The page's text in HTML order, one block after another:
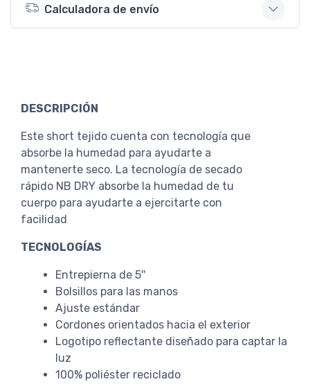
Calculadora de envío
DESCRIPCIÓN
Este short tejido cuenta con tecnología que
absorbe la humedad para ayudarte a
mantenerte seco. La tecnología de secado
rápido NB DRY absorbe la humedad de tu
cuerpo para ayudarte a ejercitarte con
facilidad
TECNOLOGÍAS
Entrepierna de 5''
Bolsillos para las manos
Ajuste estándar
Cordones orientados hacia el exterior
Logotipo reflectante diseñado para captar la
luz
100% poliéster reciclado